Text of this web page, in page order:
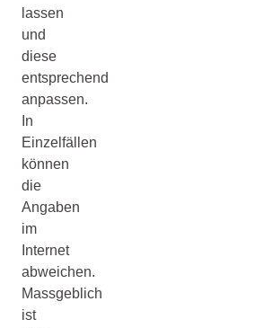
lassen
und
diese
entsprechend
anpassen.
In
Einzelfällen
können
die
Angaben
im
Internet
abweichen.
Massgeblich
ist